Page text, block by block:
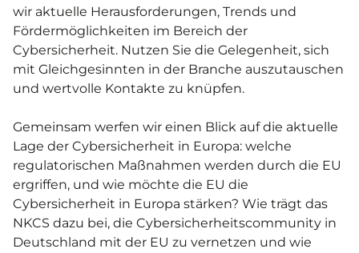
wir aktuelle Herausforderungen, Trends und
Fördermöglichkeiten im Bereich der
Cybersicherheit. Nutzen Sie die Gelegenheit, sich
mit Gleichgesinnten in der Branche auszutauschen
und wertvolle Kontakte zu knüpfen.
Gemeinsam werfen wir einen Blick auf die aktuelle
Lage der Cybersicherheit in Europa: welche
regulatorischen Maßnahmen werden durch die EU
ergriffen, und wie möchte die EU die
Cybersicherheit in Europa stärken? Wie trägt das
NKCS dazu bei, die Cybersicherheitscommunity in
Deutschland mit der EU zu vernetzen und wie